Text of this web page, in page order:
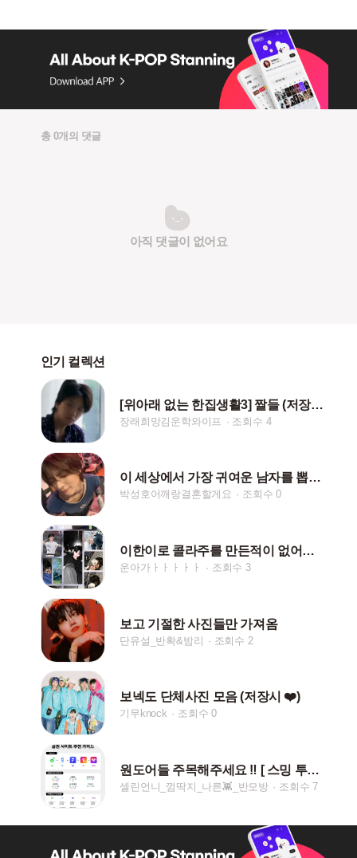
총 0개의 댓글
아직 댓글이 없어요
인기 컬렉션
[위아래 없는 한집생활3] 짤들 (저장시 핱/댓)
장래희망김운학와이프 조회수 4
이 세상에서 가장 귀여운 남자를 뽑으면 박성호야
박성호어깨랑결혼할게요 조회수 0
이한이로 콜라주를 만든적이 없어서 산앤한으로 만들었어요
운아가ㅏㅏㅏㅏㅏ 조회수 3
보고 기절한 사진들만 가져옴
단유설_반확&밤리 조회수 2
보넥도 단체사진 모음 (저장시 ❤️)
기무knock 조회수 0
원도어들 주목해주세요 ‼️ [ 스밍 투표 ]
셀린언니_껌딱지_나른👾_반모방 조회수 7